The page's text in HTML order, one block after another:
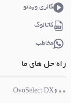
گالری ویدئو
کاتالوگ
مخاطب
راه حل های ما
OvoSelect DX600